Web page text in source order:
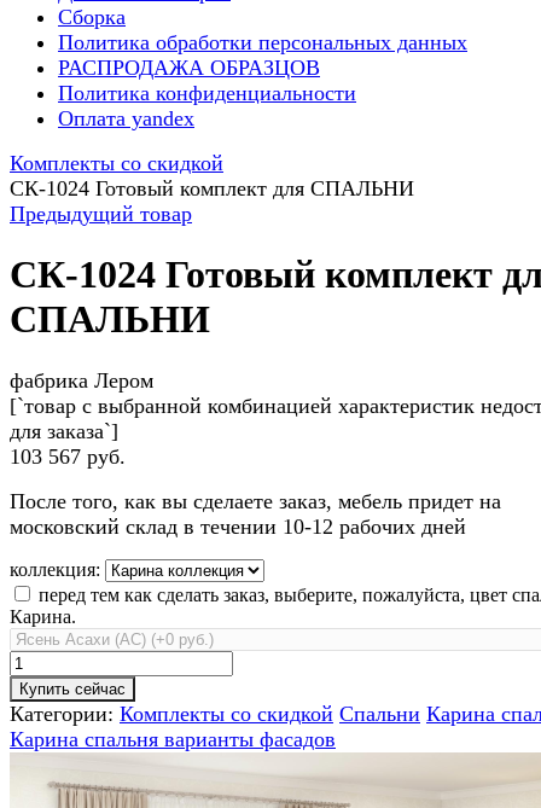
Сборка
Политика обработки персональных данных
РАСПРОДАЖА ОБРАЗЦОВ
Политика конфиденциальности
Оплата yandex
Комплекты со скидкой
СК-1024 Готовый комплект для СПАЛЬНИ
Предыдущий товар
СК-1024 Готовый комплект
СПАЛЬНИ
фабрика Лером
[`товар с выбранной комбинацией характеристик
для заказа`]
103 567 руб.
После того, как вы сделаете заказ, мебель придет на
московский склад в течении 10-12 рабочих дней
коллекция:
перед тем как сделать заказ, выберите, пожалуйста, цвет
Карина.
Купить сейчас
Категории: Комплекты со скидкой Спальни Карина
Карина спальня варианты фасадов